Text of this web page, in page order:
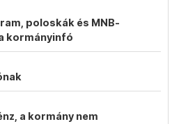
poloskák és MNB-
kormányinfó
a kormány nem